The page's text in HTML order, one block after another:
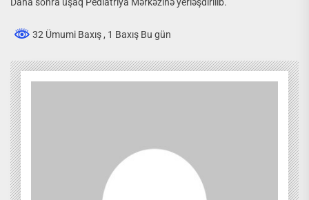
32 Ümumi Baxış , 1 Baxış Bu gün